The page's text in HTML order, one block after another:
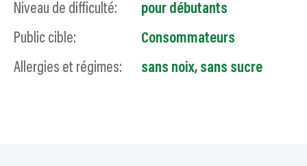
Niveau de difficulté:
pour débutants
Public cible:
Consommateurs
Allergies et régimes:
sans noix, sans sucre